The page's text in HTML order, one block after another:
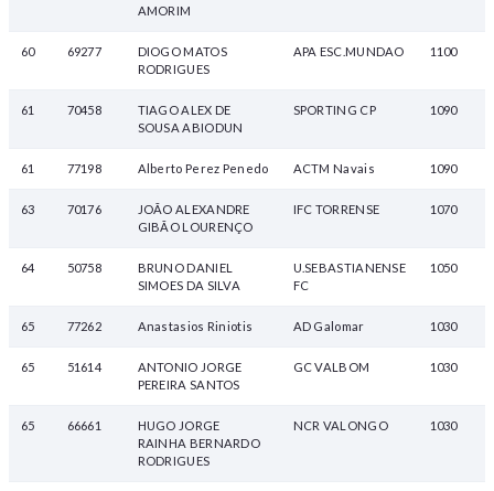
AMORIM
60 69277
DIOGO MATOS
RODRIGUES
APA ESC.MUNDAO 1100
61 70458
TIAGO ALEX DE
SOUSA ABIODUN
SPORTING CP 1090
61 77198 Alberto Perez Penedo ACTM Navais 1090
63 70176
JOÃO ALEXANDRE
GIBÃO LOURENÇO
IFC TORRENSE 1070
64 50758
BRUNO DANIEL
SIMOES DA SILVA
U.SEBASTIANENSE
FC
1050
65 77262 Anastasios Riniotis AD Galomar 1030
65 51614
ANTONIO JORGE
PEREIRA SANTOS
GC VALBOM 1030
65 66661
HUGO JORGE
RAINHA BERNARDO
RODRIGUES
NCR VALONGO 1030